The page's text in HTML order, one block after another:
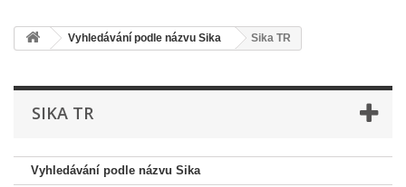
Vyhledávání podle názvu Sika Sika TR
SIKA TR
Vyhledávání podle názvu Sika